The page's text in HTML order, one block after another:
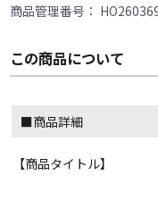
商品管理番号：
この商品について
■商品詳細
【商品タイトル】